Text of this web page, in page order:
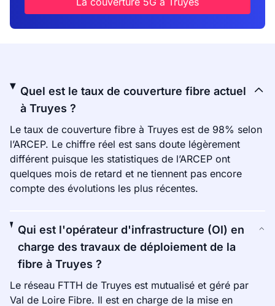
Quel est le taux de couverture fibre actuel
à Truyes ?
Le taux de couverture fibre à Truyes est de 98% selon
l’ARCEP. Le chiffre réel est sans doute légèrement
différent puisque les statistiques de l’ARCEP ont
quelques mois de retard et ne tiennent pas encore
compte des évolutions les plus récentes.
Qui est l'opérateur d'infrastructure (OI) en
charge des travaux de déploiement de la
fibre à Truyes ?
Le réseau FTTH de Truyes est mutualisé et géré par
Val de Loire Fibre. Il est en charge de la mise en